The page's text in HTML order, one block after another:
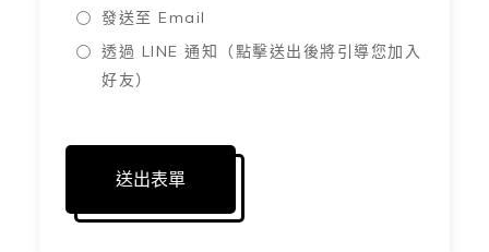
發送至 Email
透過 LINE 通知（點擊送出後將引導您加入
好友）